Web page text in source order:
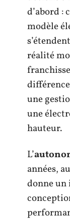
d’abord :
modèle
réalité
une
une
hauteur.
L’
années,
donne un